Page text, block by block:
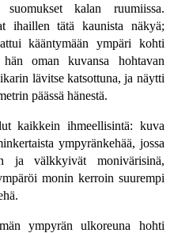
kalan ruumiissa.
ihaillen tätä kaunista näkyä;
kääntymään ympäri kohti
oman kuvansa hohtavan
lävitse katsottuna, ja näytti
päässä hänestä.
kaikkein ihmeellisintä: kuva
ympyränkehää, jossa
ja välkkyivät monivärisinä,
monin kerroin suurempi
ympyrän ulkoreuna hohti